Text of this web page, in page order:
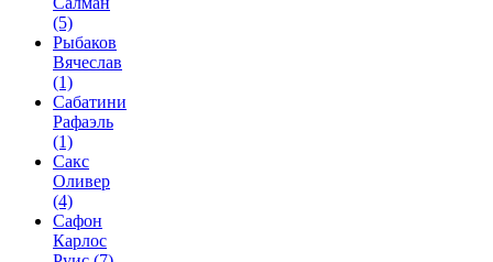
(5)
Рыбаков
Вячеслав
(1)
Сабатини
Рафаэль
(1)
Сакс
Оливер
(4)
Сафон
Карлос